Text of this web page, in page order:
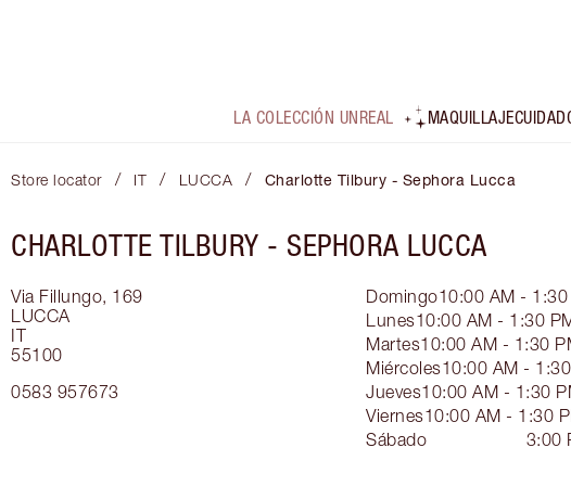
LA COLECCIÓN UNREAL MAQUILLAJE
Store locator / IT / LUCCA / Charlotte Tilbury - Sephora Lucca
CHARLOTTE TILBURY - SEPHORA LUCCA
Via Fillungo, 169
LUCCA
IT
55100
0583 957673
Domingo10:00 AM - 1:30
Lunes10:00 AM - 1:30
Martes10:00 AM - 1:30
Miércoles10:00 AM -
Jueves10:00 AM - 1:30
Viernes10:00 AM - 1:30
Sábado
3:00